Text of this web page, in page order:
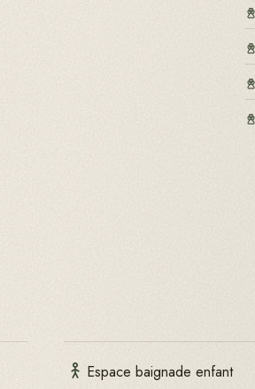
Espace baignade enfant